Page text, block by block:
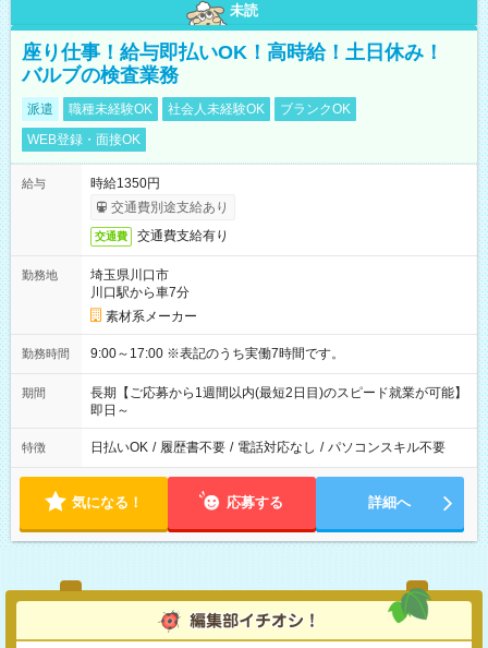
未読
座り仕事！給与即払いOK！高時給！土日休み！
バルブの検査業務
派遣 職種未経験OK 社会人未経験OK
ブランクOK
WEB登録・面接OK
給与
時給1350円
交通費別途支給あり
交通費 交通費支給有り
勤務地
埼玉県川口市
川口駅から車7分
素材系メーカー
勤務時間 9:00～17:00 ※表記のうち実働7時間です。
期間
長期【ご応募から1週間以内(最短2日目)のスピード就業が可能】
即日～
特徴 日払いOK / 履歴書不要 / 電話対応なし / パソコンスキル不要
気になる！ 応募する 詳細へ